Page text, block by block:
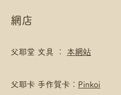
*可補差
網店
父耶堂 文具 ： 本網站
​父耶卡 手作賀卡： Pinkoi